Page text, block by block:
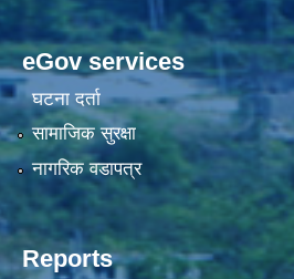
eGov services
घटना दर्ता
सामाजिक सुरक्षा
नागरिक वडापत्र
Reports